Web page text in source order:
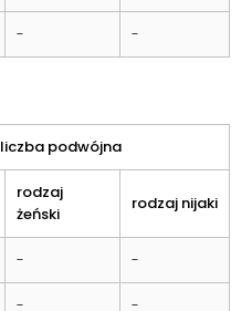
- -
liczba podwójna
rodzaj
żeński
rodzaj nijaki
- -
- -